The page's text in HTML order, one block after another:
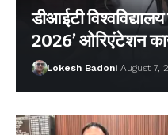
डीआईटी विश्वविद्यालय
2026’ ओरिएंटेशन
Lokesh Badoni August 7,